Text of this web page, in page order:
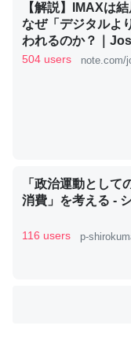
─ニュース :: 【研究発
いのか」に関する新仮
ウチもEchoを実家
ちぼちRingも置こ
これ見て生きてる
─たまにLINEするくら
コミュニケーション
【解説】IMAXは
なぜ「デジタルよ
われるのか？｜
504 users note.com/
「政治運動として
消費」を考える -
116 users p-